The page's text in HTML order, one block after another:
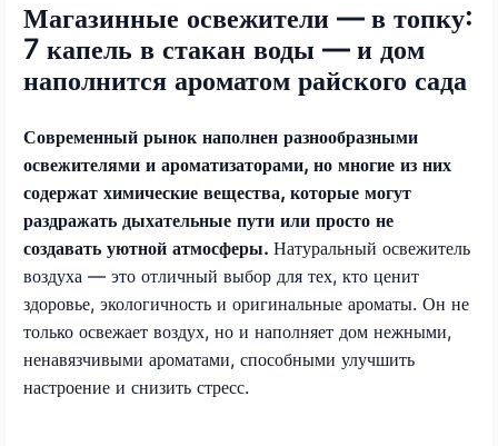
Магазинные освежители — в топку:
7 капель в стакан воды — и дом
наполнится ароматом райского сада
Современный рынок наполнен разнообразными
освежителями и ароматизаторами, но многие из них
содержат химические вещества, которые могут
раздражать дыхательные пути или просто не
создавать уютной атмосферы. Натуральный освежитель
воздуха — это отличный выбор для тех, кто ценит
здоровье, экологичность и оригинальные ароматы. Он не
только освежает воздух, но и наполняет дом нежными,
ненавязчивыми ароматами, способными улучшить
настроение и снизить стресс.